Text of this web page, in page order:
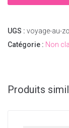
UGS : voyage-au-
Catégorie : Non
Produits